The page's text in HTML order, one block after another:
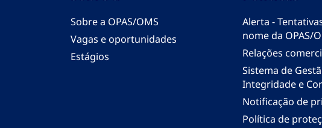
Sobre a OPAS/OMS
Vagas e oportunidades
Estágios
Alerta -
nome da OPAS/
Relações
Sistema de
Integridade e
Notificação de
Política de